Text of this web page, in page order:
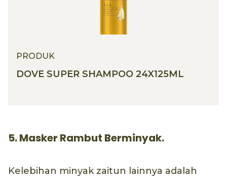
PRODUK
DOVE SUPER SHAMPOO 24X125ML
5. Masker Rambut Berminyak.
Kelebihan minyak zaitun lainnya adalah